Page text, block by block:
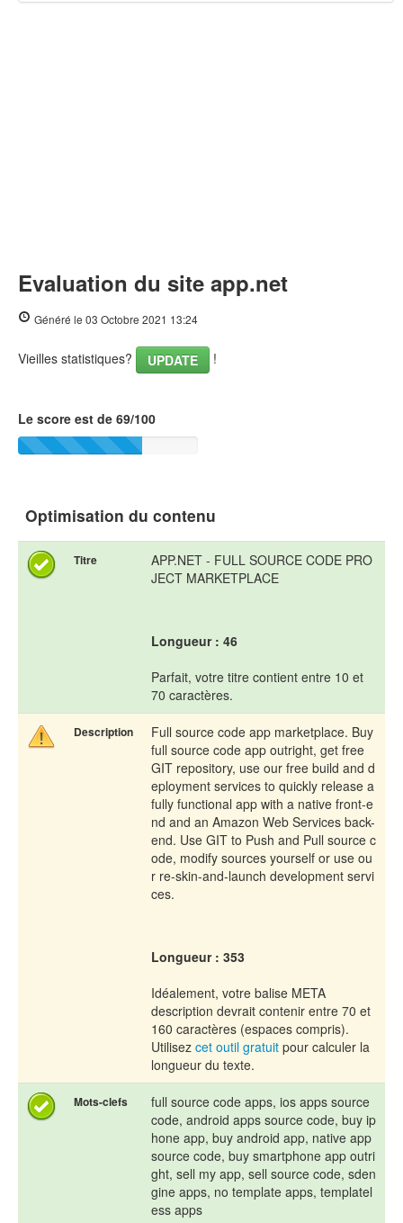
Evaluation du site app.net
Généré le 03 Octobre 2021 13:24
Vieilles statistiques? UPDATE !
Le score est de 69/100
Optimisation du contenu
Titre
APP.NET - FULL SOURCE CODE PRO
JECT MARKETPLACE
Longueur : 46
Parfait, votre titre contient entre 10 et
70 caractères.
Description
Full source code app marketplace. Buy
full source code app outright, get free
GIT repository, use our free build and d
eployment services to quickly release a
fully functional app with a native front-e
nd and an Amazon Web Services back-
end. Use GIT to Push and Pull source c
ode, modify sources yourself or use ou
r re-skin-and-launch development servi
ces.
Longueur : 353
Idéalement, votre balise META
description devrait contenir entre 70 et
160 caractères (espaces compris).
Utilisez cet outil gratuit pour calculer la
longueur du texte.
Mots-clefs
full source code apps, ios apps source
code, android apps source code, buy ip
hone app, buy android app, native app
source code, buy smartphone app outri
ght, sell my app, sell source code, sden
gine apps, no template apps, templatel
ess apps